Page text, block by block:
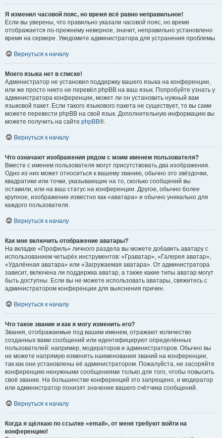
Я изменил часовой пояс, но время всё равно неправильное!
Если вы уверены, что правильно указали часовой пояс, но время
отображается по-прежнему неверное, значит, неправильно установлено
время на сервере. Уведомите администратора для устранения проблемы.
Вернуться к началу
Моего языка нет в списке!
Администратор не установил поддержку вашего языка на конференции,
или же просто никто не перевёл phpBB на ваш язык. Попробуйте узнать у
администратора конференции, может ли он установить нужный вам
языковой пакет. Если такого языкового пакета не существует, то вы сами
можете перевести phpBB на свой язык. Дополнительную информацию вы
можете получить на сайте phpBB®.
Вернуться к началу
Что означают изображения рядом с моим именем пользователя?
Вместе с именем пользователя могут присутствовать два изображения.
Одно из них может относиться к вашему званию, обычно это звёздочки,
квадратики или точки, указывающие на то, сколько сообщений вы
оставили, или на ваш статус на конференции. Другое, обычно более
крупное, изображение известно как «аватара» и обычно уникально для
каждого пользователя.
Вернуться к началу
Как мне включить отображение аватары?
На вкладке «Профиль» личного раздела вы можете добавить аватару с
использованием четырёх инструментов: «Граватар», «Галерея аватар»,
«Удалённая аватара» или «Загружаемая аватара». От администратора
зависит, включена ли поддержка аватар, а также какие типы аватар могут
быть доступны. Если вы не можете использовать аватары, свяжитесь с
администратором конференции для выяснения причин.
Вернуться к началу
Что такое звание и как я могу изменить его?
Звания, отображаемые под вашим именем, отражают количество
созданных вами сообщений или идентифицируют определённых
пользователей: например, модераторов и администраторов. Обычно вы
не можете напрямую изменять наименования званий на конференции,
так как они установлены её администратором. Пожалуйста, не засоряйте
конференцию ненужными сообщениями только для того, чтобы повысить
своё звание. На большинстве конференций это запрещено, и модератор
или администратор понизят значение вашего счётчика сообщений.
Вернуться к началу
Когда я щёлкаю по ссылке «email», от меня требуют войти на
конференцию!